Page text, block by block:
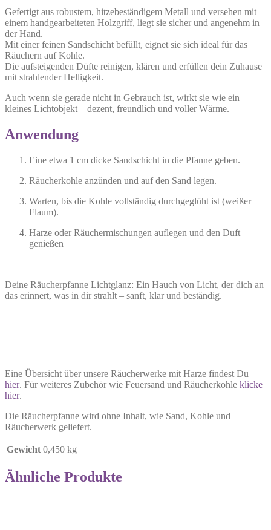
Gefertigt aus robustem, hitzebeständigem Metall und versehen mit
einem handgearbeiteten Holzgriff, liegt sie sicher und angenehm in
der Hand.
Mit einer feinen Sandschicht befüllt, eignet sie sich ideal für das
Räuchern auf Kohle.
Die aufsteigenden Düfte reinigen, klären und erfüllen dein Zuhause
mit strahlender Helligkeit.
Auch wenn sie gerade nicht in Gebrauch ist, wirkt sie wie ein
kleines Lichtobjekt – dezent, freundlich und voller Wärme.
Anwendung
Eine etwa 1 cm dicke Sandschicht in die Pfanne geben.
Räucherkohle anzünden und auf den Sand legen.
Warten, bis die Kohle vollständig durchgeglüht ist (weißer
Flaum).
Harze oder Räuchermischungen auflegen und den Duft
genießen
Deine Räucherpfanne Lichtglanz: Ein Hauch von Licht, der dich an
das erinnert, was in dir strahlt – sanft, klar und beständig.
Eine Übersicht über unsere Räucherwerke mit Harze findest Du
hier. Für weiteres Zubehör wie Feuersand und Räucherkohle klicke
hier.
Die Räucherpfanne wird ohne Inhalt, wie Sand, Kohle und
Räucherwerk geliefert.
Gewicht 0,450 kg
Ähnliche Produkte